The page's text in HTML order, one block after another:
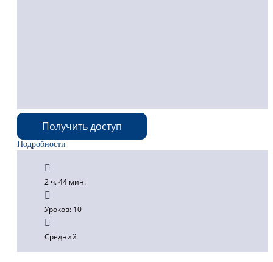
2 ч. 44 мин.
Уроков: 10
Средний
Получить доступ
Подробности